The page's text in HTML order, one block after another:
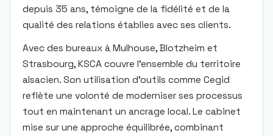
depuis 35 ans, témoigne de la fidélité et de la
qualité des relations établies avec ses clients.
Avec des bureaux à Mulhouse, Blotzheim et
Strasbourg, KSCA couvre l’ensemble du territoire
alsacien. Son utilisation d’outils comme Cegid
reflète une volonté de moderniser ses processus
tout en maintenant un ancrage local. Le cabinet
mise sur une approche équilibrée, combinant